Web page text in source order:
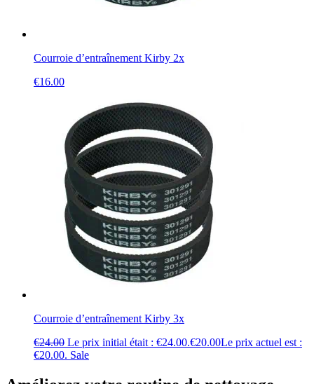
Courroie d’entraînement Kirby 2x
€16.00
Courroie d’entraînement Kirby 3x
€24.00 Le prix initial était : €24.00.€20.00Le prix actuel est :
€20.00. Sale